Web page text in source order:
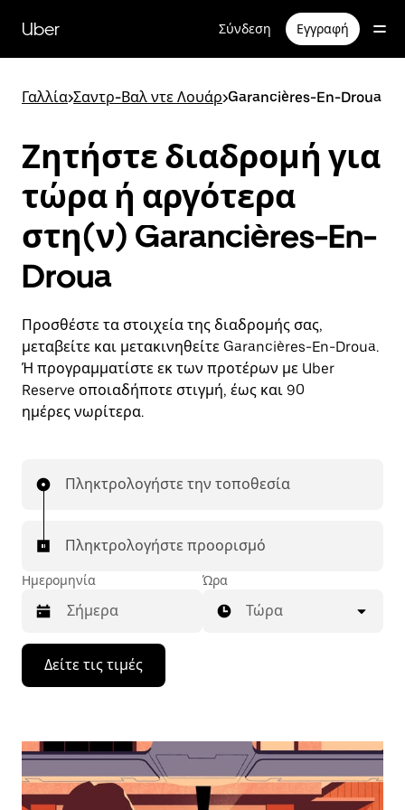
κύριο
περιεχόμενο
Uber Σύνδεση Εγγραφή
Γαλλία>Σαντρ-Βαλ ντε Λουάρ>Garancières-En-Droua
Ζητήστε διαδρομή για
τώρα ή αργότερα
στη(ν) Garancières-En-
Droua
Προσθέστε τα στοιχεία της διαδρομής σας,
μεταβείτε και μετακινηθείτε Garancières-En-Droua.
Ή προγραμματίστε εκ των προτέρων με Uber
Reserve οποιαδήποτε στιγμή, έως και 90
ημέρες νωρίτερα.
Πληκτρολογήστε την τοποθεσία
Πληκτρολογήστε προορισμό
Ημερομηνία
Πατήστε
πλήκτρο
βέλος
να
μετακινηθείτε
Ώρα
Τώρα
Δείτε τις τιμές